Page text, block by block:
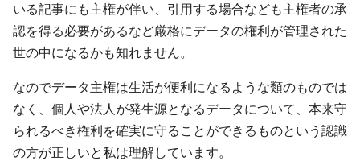
いる記事にも主権が伴い、引用する場合なども主権者の承
認を得る必要があるなど厳格にデータの権利が管理された
世の中になるかも知れません。
なのでデータ主権は生活が便利になるような類のものでは
なく、個人や法人が発生源となるデータについて、本来守
られるべき権利を確実に守ることができるものという認識
の方が正しいと私は理解しています。